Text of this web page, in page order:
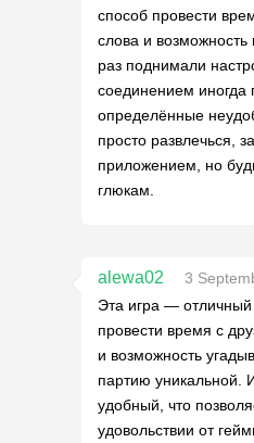
способ провести
слова и возможность
раз поднимали
соединением иногда
определённые
просто развлечься,
приложением, но
глюкам.
alewa02
3
Эта игра — отличный
провести время с
и возможность
партию уникальной.
удобный, что
удовольствии от